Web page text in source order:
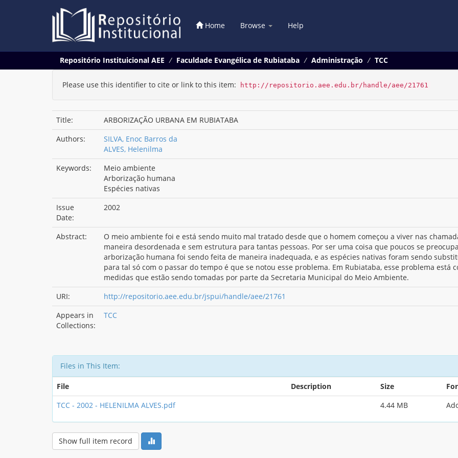
Home Browse Help
Repositório Instituicional AEE Faculdade Evangélica de Rubiataba Administração TCC
Please use this identifier to cite or link to this item: http://repositorio.aee.edu.br/handle/aee/21761
Title:
ARBORIZAÇÃO URBANA EM RUBIATABA
Authors:
SILVA, Enoc Barros da
ALVES, Helenilma
Keywords:
Meio ambiente
Arborização humana
Espécies nativas
Issue
Date:
2002
Abstract:
O meio ambiente foi e está sendo muito mal tratado desde que o homem começou a viver nas
maneira desordenada e sem estrutura para tantas pessoas. Por ser uma coisa que poucos se
arborização humana foi sendo feita de maneira inadequada, e as espécies nativas foram sendo
para tal só com o passar do tempo é que se notou esse problema. Em Rubiataba, esse problema está
medidas que estão sendo tomadas por parte da Secretaria Municipal do Meio Ambiente.
URI:
http://repositorio.aee.edu.br/jspui/handle/aee/21761
Appears in
Collections:
TCC
Files in This Item:
File Description Size
TCC - 2002 - HELENILMA ALVES.pdf
4.44 MB
Show full item record